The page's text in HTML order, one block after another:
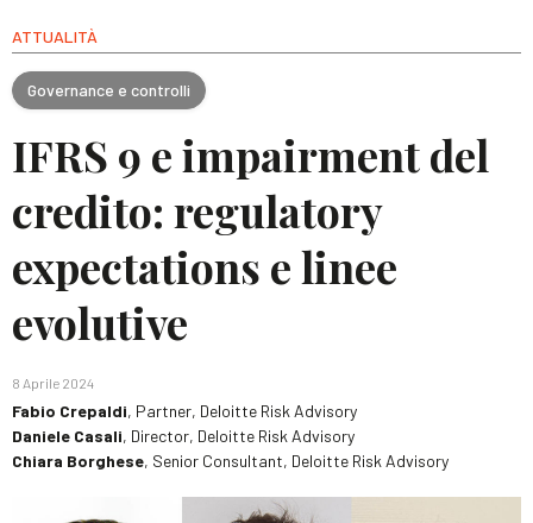
ATTUALITÀ
Governance e controlli
IFRS 9 e impairment del
credito: regulatory
expectations e linee
evolutive
8 Aprile 2024
Fabio Crepaldi, Partner, Deloitte Risk Advisory
Daniele Casali, Director, Deloitte Risk Advisory
Chiara Borghese, Senior Consultant, Deloitte Risk Advisory